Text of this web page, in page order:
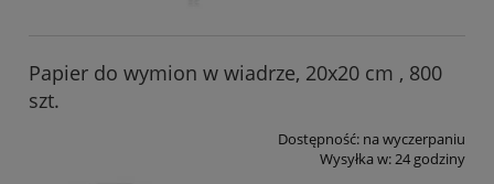
Papier do wymion w wiadrze, 20x20 cm , 800
szt.
Dostępność: na wyczerpaniu
Wysyłka w:24 godziny